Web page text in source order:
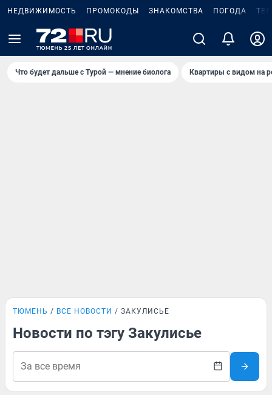
НЕДВИЖИМОСТЬ ПРОМОКОДЫ ЗНАКОМСТВА ПОГОДА
Что будет дальше с Турой — мнение биолога Квартиры с видом на
ТЮМЕНЬ ВСЕ НОВОСТИ ЗАКУЛИСЬЕ
Новости по тэгу Закулисье